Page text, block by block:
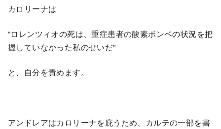
カロリーナは
“ロレンツィオの死は、重症患者の酸素ボンベの状況を把
握していなかった私のせいだ”
と、自分を責めます。
アンドレアはカロリーナを庇うため、カルテの一部を書